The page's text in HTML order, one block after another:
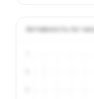
Активность по